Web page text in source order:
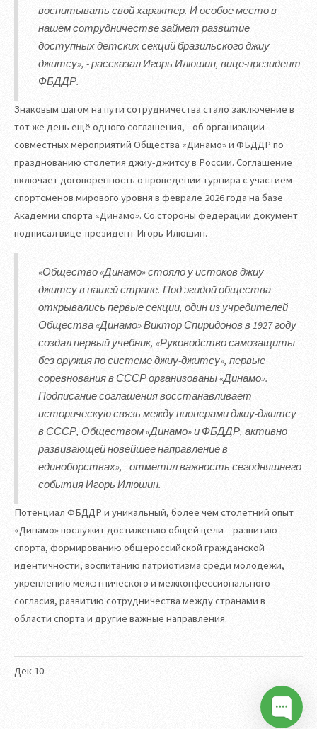
Дек 10
воспитывать свой характер. И особое место в
нашем сотрудничестве займет развитие
доступных детских секций бразильского джиу-
джитсу», - рассказал Игорь Илюшин, вице-президент
ФБДДР.
Знаковым шагом на пути сотрудничества стало заключение в
тот же день ещё одного соглашения, - об организации
совместных мероприятий Общества «Динамо» и ФБДДР по
празднованию столетия джиу-джитсу в России. Соглашение
включает договоренность о проведении турнира с участием
спортсменов мирового уровня в феврале 2026 года на базе
Академии спорта «Динамо». Со стороны федерации документ
подписал вице-президент Игорь Илюшин.
«Общество «Динамо» стояло у истоков джиу-
джитсу в нашей стране. Под эгидой общества
открывались первые секции, один из учредителей
Общества «Динамо» Виктор Спиридонов в 1927 году
создал первый учебник, «Руководство самозащиты
без оружия по системе джиу-джитсу», первые
соревнования в СССР организованы «Динамо».
Подписание соглашения восстанавливает
историческую связь между пионерами джиу-джитсу
в СССР, Обществом «Динамо» и ФБДДР, активно
развивающей новейшее направление в
единоборствах», - отметил важность сегодняшнего
события Игорь Илюшин.
Потенциал ФБДДР и уникальный, более чем столетний опыт
«Динамо» послужит достижению общей цели – развитию
спорта, формированию общероссийской гражданской
идентичности, воспитанию патриотизма среди молодежи,
укреплению межэтнического и межконфессионального
согласия, развитию сотрудничества между странами в
области спорта и другие важные направления.